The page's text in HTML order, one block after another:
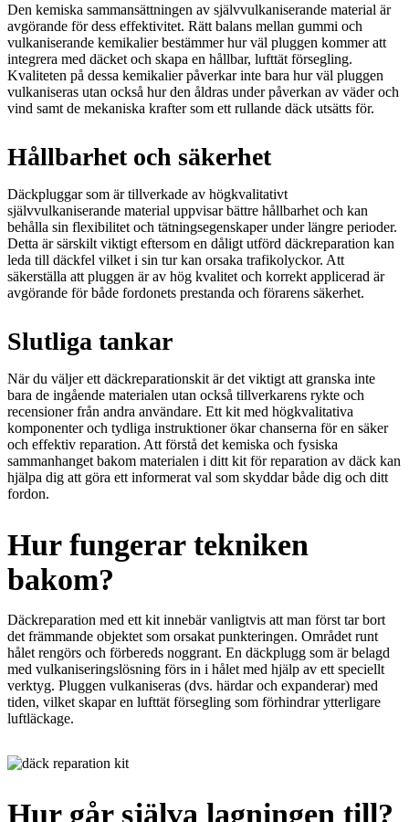
Den kemiska sammansättningen av självvulkaniserande material är
avgörande för dess effektivitet. Rätt balans mellan gummi och
vulkaniserande kemikalier bestämmer hur väl pluggen kommer att
integrera med däcket och skapa en hållbar, lufttät försegling.
Kvaliteten på dessa kemikalier påverkar inte bara hur väl pluggen
vulkaniseras utan också hur den åldras under påverkan av väder och
vind samt de mekaniska krafter som ett rullande däck utsätts för.
Hållbarhet och säkerhet
Däckpluggar som är tillverkade av högkvalitativt
självvulkaniserande material uppvisar bättre hållbarhet och kan
behålla sin flexibilitet och tätningsegenskaper under längre perioder.
Detta är särskilt viktigt eftersom en dåligt utförd däckreparation kan
leda till däckfel vilket i sin tur kan orsaka trafikolyckor. Att
säkerställa att pluggen är av hög kvalitet och korrekt applicerad är
avgörande för både fordonets prestanda och förarens säkerhet.
Slutliga tankar
När du väljer ett däckreparationskit är det viktigt att granska inte
bara de ingående materialen utan också tillverkarens rykte och
recensioner från andra användare. Ett kit med högkvalitativa
komponenter och tydliga instruktioner ökar chanserna för en säker
och effektiv reparation. Att förstå det kemiska och fysiska
sammanhanget bakom materialen i ditt kit för reparation av däck kan
hjälpa dig att göra ett informerat val som skyddar både dig och ditt
fordon.
Hur fungerar tekniken
bakom?
Däckreparation med ett kit innebär vanligtvis att man först tar bort
det främmande objektet som orsakat punkteringen. Området runt
hålet rengörs och förbereds noggrant. En däckplugg som är belagd
med vulkaniseringslösning förs in i hålet med hjälp av ett speciellt
verktyg. Pluggen vulkaniseras (dvs. härdar och expanderar) med
tiden, vilket skapar en lufttät försegling som förhindrar ytterligare
luftläckage.
Hur går själva lagningen till?